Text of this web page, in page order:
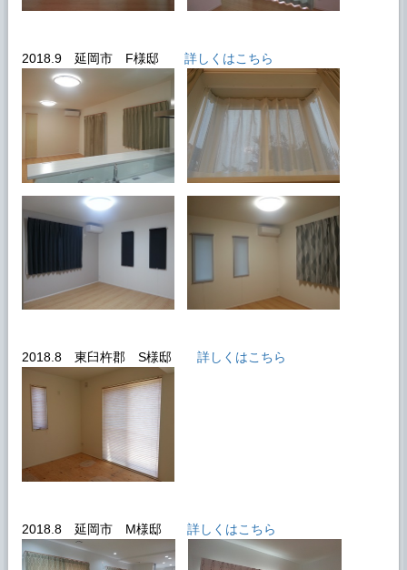
2018.9 延岡市 F様邸 詳しくはこちら
2018.8 東臼杵郡 S様邸 詳しくはこちら
2018.8 延岡市 M様邸 詳しくはこちら